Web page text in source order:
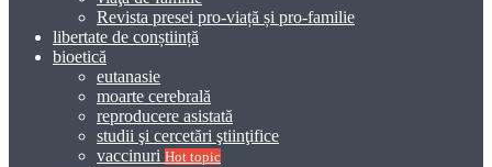
Revista presei pro-viață și pro-familie
libertate de conștiință
bioetică
eutanasie
moarte cerebrală
reproducere asistată
studii şi cercetări ştiinţifice
vaccinuri Hot topic